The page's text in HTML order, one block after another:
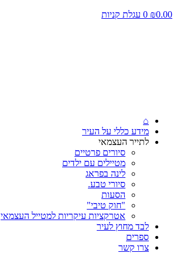
₪0.00
0 עגלת קניות
⌂
מידע כללי על העיר
לתייר העצמאי
סיורים פרטיים
מטיילים עם ילדים
לינה בפראג
סיורי טבע.
הסעות
"חוק טיבי"
אטרקציות עיקריות למטייל העצמאי
לבד מחוץ לעיר
ספרים
צרו קשר